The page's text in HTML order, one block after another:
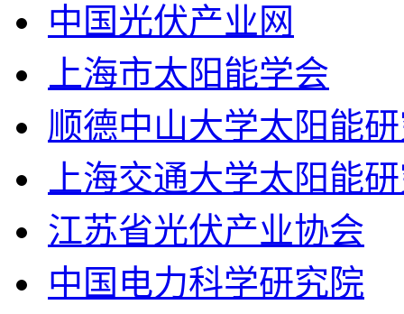
中国光伏产业网
上海市太阳能学会
顺德中山大学太阳能
上海交通大学太阳能
江苏省光伏产业协会
中国电力科学研究院